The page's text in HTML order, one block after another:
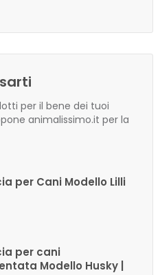
per il bene dei tuoi
animalissimo.it per la
per Cani Modello Lilli
per cani
Modello Husky |